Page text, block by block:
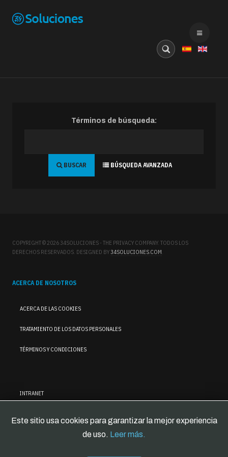
Buscar...
Términos de búsqueda:
BUSCAR BÚSQUEDA AVANZADA
COPYRIGHT © 2026 34SOLUCIONES - THE PRIVACY COMPANY. TODOS LOS
DERECHOS RESERVADOS. DESIGNED BY34SOLUCIONES.COM.
ACERCA DE NOSOTROS
ACERCA DE LAS COOKIES
TRATAMIENTO DE LOS DATOS PERSONALES
TÉRMINOS Y CONDICIONES
INTRANET
Este sitio usa cookies para garantizar la mejor experiencia
de uso. Leer más.